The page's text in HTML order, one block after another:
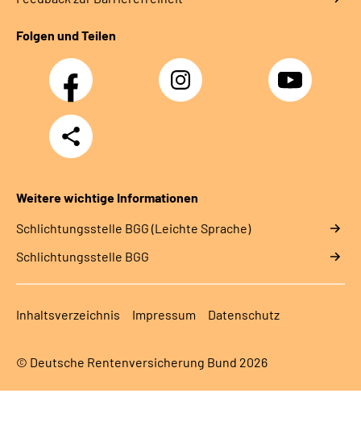
Folgen und Teilen
Facebook Instagram YouTube
Teilen
Weitere wichtige Informationen
Schlich­tungs­stel­le BGG (Leichte Sprache)
Schlich­tungs­stel­le BGG
Inhaltsverzeichnis Impressum Datenschutz
© Deutsche Rentenversicherung Bund 2026